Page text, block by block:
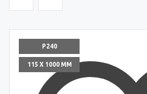
P240
115 X 1000 ММ